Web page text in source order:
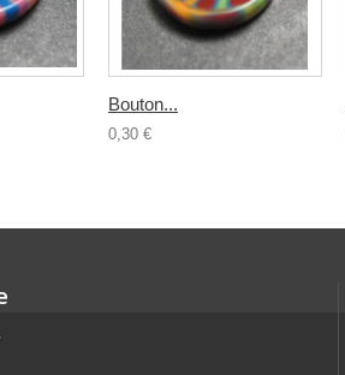
Bouton...
0,30 €